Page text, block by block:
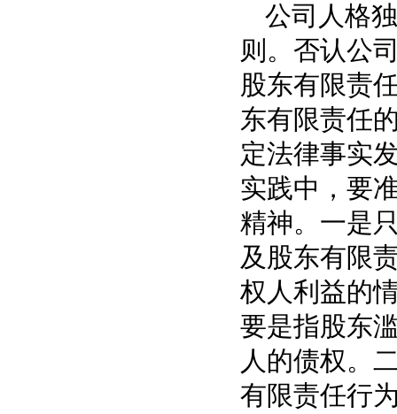
公司人格
则。否认公
股东有限责
东有限责任
定法律事实
实践中，要
精神。 一是
及股东有限
权人利益的
要是指股东
人的债权。
有限责任行